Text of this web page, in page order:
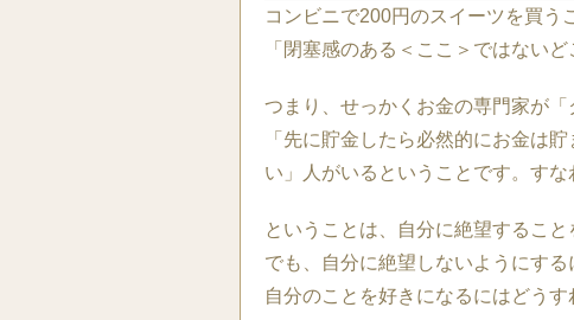
コンビニで200円のスイーツを買う
「閉塞感のある＜ここ＞ではない
つまり、せっかくお金の専門家が
「先に貯金したら必然的にお金は
い」人がいるということです。す
ということは、自分に絶望するこ
でも、自分に絶望しないようにす
自分のことを好きになるにはどう